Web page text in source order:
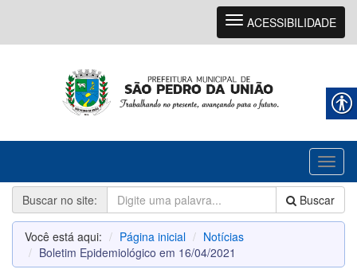
Navegação
ACESSIBILIDADE
Buscar no site:
Buscar
Você está aqui: Página inicial
Notícias
Boletim Epidemiológico em 16/04/2021